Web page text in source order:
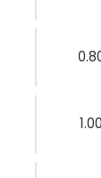
1.00